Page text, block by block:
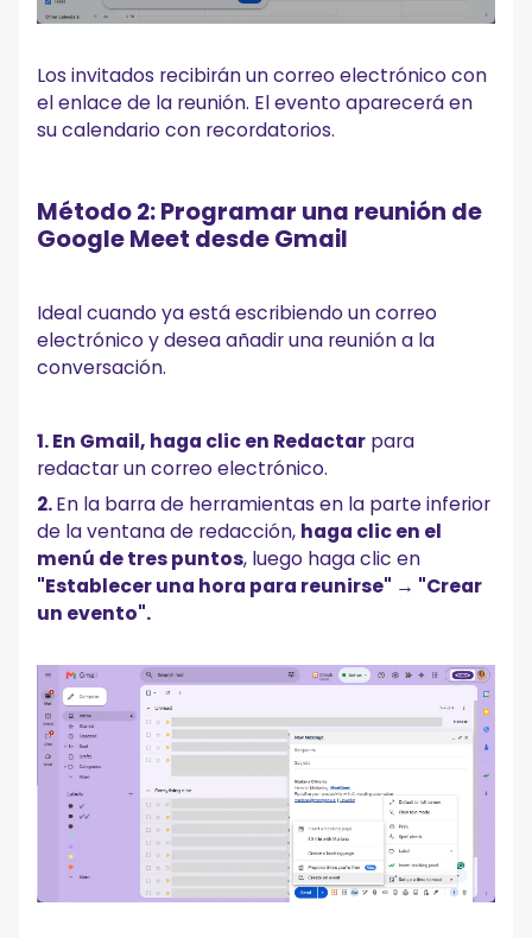
Los invitados recibirán un correo electrónico con
el enlace de la reunión. El evento aparecerá en
su calendario con recordatorios.
Método 2: Programar una reunión de
Google Meet desde Gmail
Ideal cuando ya está escribiendo un correo
electrónico y desea añadir una reunión a la
conversación.
1. En Gmail, haga clic en Redactar para
redactar un correo electrónico.
2.En la barra de herramientas en la parte inferior
de la ventana de redacción, haga clic en el
menú de tres puntos, luego haga clic en
"Establecer una hora para reunirse" → "Crear
un evento".